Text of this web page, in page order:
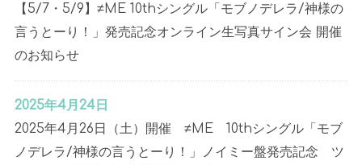
【5/7・5/9】≠ME 10thシングル「モブノデレラ/神様の
言うとーり！」発売記念オンライン生写真サイン会 開催
のお知らせ
2025年4月24日
2025年4月26日（土）開催 ≠ME 10thシングル「モブ
ノデレラ/神様の言うとーり！」ノイミー盤発売記念 ツ